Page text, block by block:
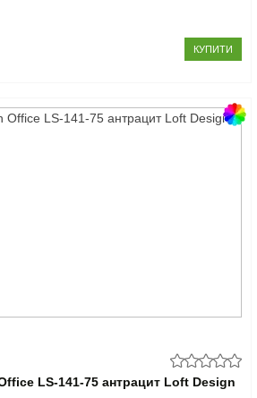
КУПИТИ
LS-141-75 антрацит Loft Design